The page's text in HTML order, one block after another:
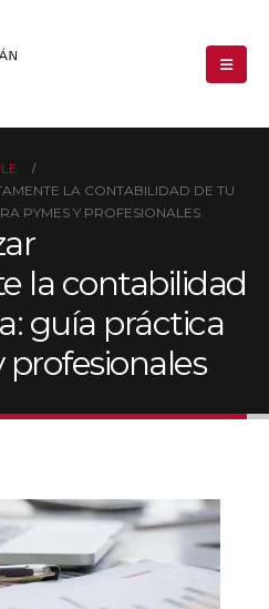
LA CONTABILIDAD DE TU
PYMES Y PROFESIONALES
la contabilidad
guía práctica
profesionales